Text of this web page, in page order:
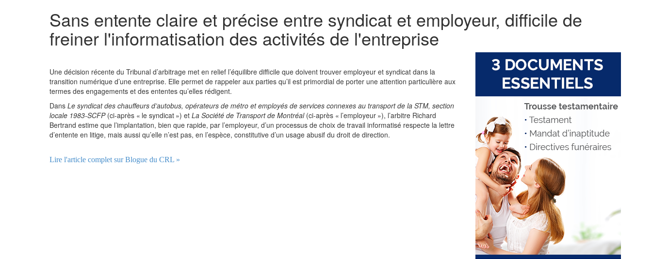
Sans entente claire et précise entre syndicat et employeur, difficile de
freiner l'informatisation des activités de l'entreprise
Une décision récente du Tribunal d’arbitrage met en relief l’équilibre difficile que doivent trouver employeur et syndicat dans la
transition numérique d’une entreprise. Elle permet de rappeler aux parties qu’il est primordial de porter une attention particulière aux
termes des engagements et des ententes qu’elles rédigent.
Dans Le syndicat des chauffeurs d’autobus, opérateurs de métro et employés de services connexes au transport de la STM, section
locale 1983-SCFP(ci-après « le syndicat ») et La Société de Transport de Montréal(ci-après « l’employeur »), l’arbitre Richard
Bertrand estime que l’implantation, bien que rapide, par l’employeur, d’un processus de choix de travail informatisé respecte la lettre
d’entente en litige, mais aussi qu’elle n’est pas, en l’espèce, constitutive d’un usage abusif du droit de direction.
Lire l'article complet sur Blogue du CRL »